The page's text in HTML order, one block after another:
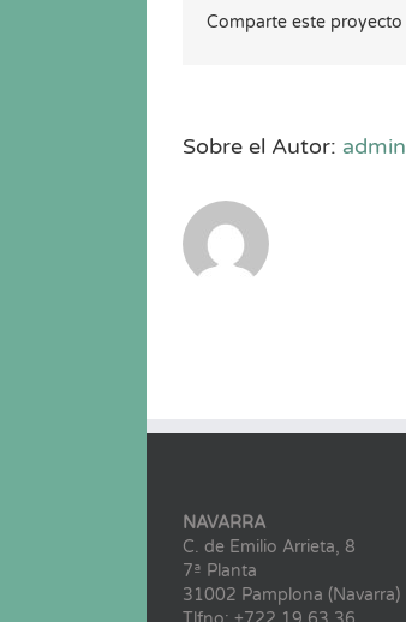
Comparte este proyecto
Sobre el Autor: admin
NAVARRA
C. de Emilio Arrieta, 8
7ª Planta
31002 Pamplona (Navarra)